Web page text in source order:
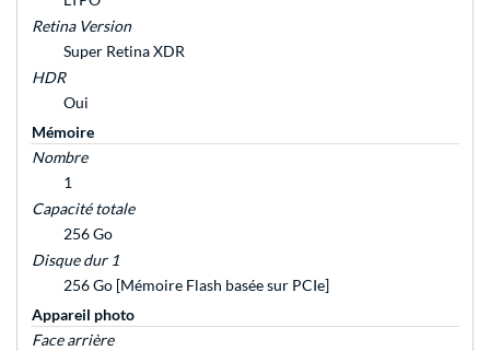
Retina Version
Super Retina XDR
HDR
Oui
Mémoire
Nombre
1
Capacité totale
256 Go
Disque dur 1
256 Go [Mémoire Flash basée sur PCIe]
Appareil photo
Face arrière